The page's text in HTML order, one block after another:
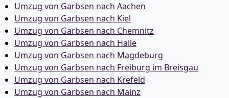
Umzug von Garbsen nach Aachen
Umzug von Garbsen nach Kiel
Umzug von Garbsen nach Chemnitz
Umzug von Garbsen nach Halle
Umzug von Garbsen nach Magdeburg
Umzug von Garbsen nach Freiburg im Breisgau
Umzug von Garbsen nach Krefeld
Umzug von Garbsen nach Mainz